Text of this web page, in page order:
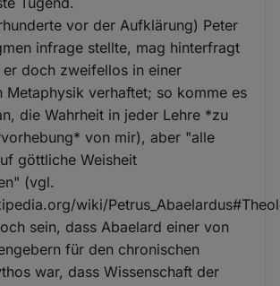
vor der Aufklärung) Peter
infrage stellte, mag hinterfragt
doch zweifellos in einer
Metaphysik verhaftet; so komme es
die Wahrheit in jeder Lehre *zu
von mir), aber "alle
göttliche Weisheit
(vgl.
wiki/
sein, dass Abaelard einer von
für den chronischen
war, dass Wissenschaft der